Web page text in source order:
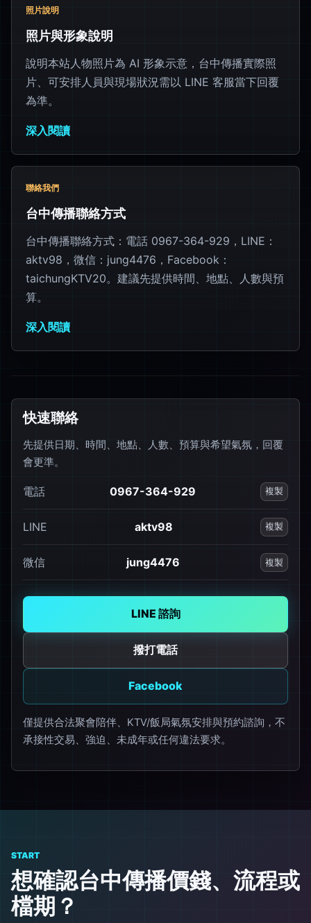
照片說明
照片與形象說明
說明本站人物照片為 AI 形象示意，台中傳播實際照
片、可安排人員與現場狀況需以 LINE 客服當下回覆
為準。
深入閱讀
聯絡我們
台中傳播聯絡方式
台中傳播聯絡方式：電話 0967-364-929，LINE：
aktv98，微信：jung4476，Facebook：
taichungKTV20。建議先提供時間、地點、人數與預
算。
深入閱讀
快速聯絡
先提供日期、時間、地點、人數、預算與希望氣氛，回覆
會更準。
電話 0967-364-929 複製
LINE aktv98 複製
微信 jung4476 複製
LINE 諮詢
撥打電話
Facebook
僅提供合法聚會陪伴、KTV/飯局氣氛安排與預約諮詢，不
承接性交易、強迫、未成年或任何違法要求。
START
想確認台中傳播價錢、流程或
檔期？